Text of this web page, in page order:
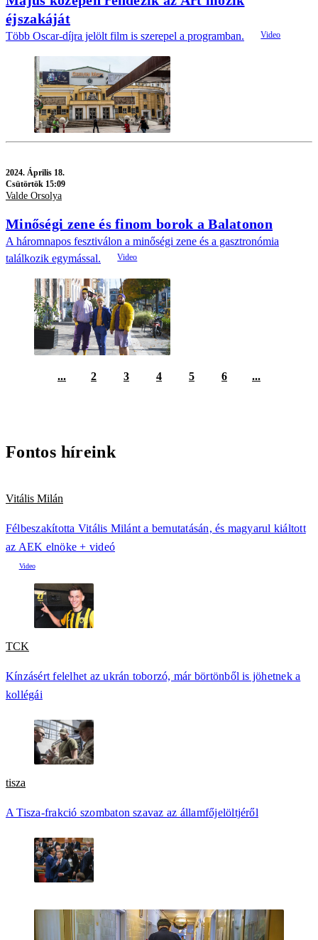
éjszakáját
Több Oscar-díjra jelölt film is szerepel a programban.
2024. Április 18.
Csütörtök 15:09
Valde Orsolya
Minőségi zene és finom borok a Balatonon
A háromnapos fesztiválon a minőségi zene és a gasztronómia
találkozik egymással.
... 2 3 4 5 6 ...
Fontos híreink
Vitális Milán
Félbeszakította Vitális Milánt a bemutatásán, és magyarul kiáltott
az AEK elnöke + videó
TCK
Kínzásért felelhet az ukrán toborzó, már börtönből is jöhetnek a
kollégái
tisza
A Tisza-frakció szombaton szavaz az államfőjelöltjéről